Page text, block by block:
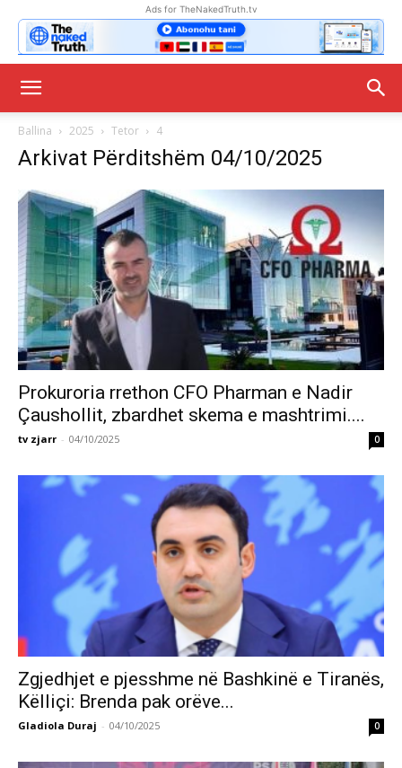
Ads for TheNakedTruth.tv
Ballina 2025 Tetor 4
Arkivat Përditshëm 04/10/2025
Prokuroria rrethon CFO Pharman e Nadir
Çaushollit, zbardhet skema e mashtrimi....
tv zjarr - 04/10/2025 0
Zgjedhjet e pjesshme në Bashkinë e Tiranës,
Këlliçi: Brenda pak orëve...
Gladiola Duraj - 04/10/2025 0